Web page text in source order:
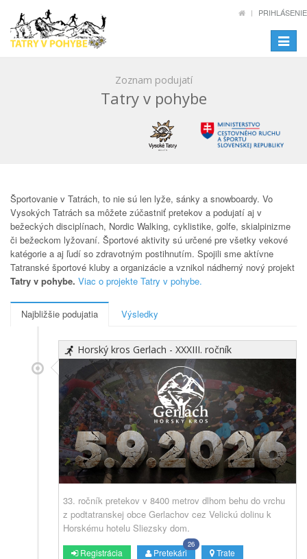
PRIHLÁSENIE
Toggle
Zoznam podujatí
Tatry v pohybe
Športovanie v Tatrách, to nie sú len lyže, sánky a snowboardy. Vo
Vysokých Tatrách sa môžete zúčastniť pretekov a podujatí aj v
bežeckých disciplínach, Nordic Walking, cyklistike, golfe, skialpinizme
či bežeckom lyžovaní. Športové aktivity sú určené pre všetky vekové
katégorie a aj ľudí so zdravotným postihnutím. Spojili sme aktívne
Tatranské športové kluby a organizácie a vznikol nádherný nový projekt
Tatry v pohybe. Viac o projekte Tatry v pohybe.
Najbližšie podujatia Výsledky
Horský kros Gerlach - XXXIII. ročník
33. ročník pretekov v 8400 metrov dlhom behu do vrchu
z podtatranskej obce Gerlachov cez Velickú dolinu k
Horskému hotelu Sliezsky dom.
Registrácia Pretekári
26
Trate